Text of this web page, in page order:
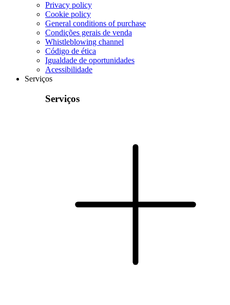
Privacy policy
Cookie policy
General conditions of purchase
Condições gerais de venda
Whistleblowing channel
Código de ética
Igualdade de oportunidades
Acessibilidade
Serviços
Serviços